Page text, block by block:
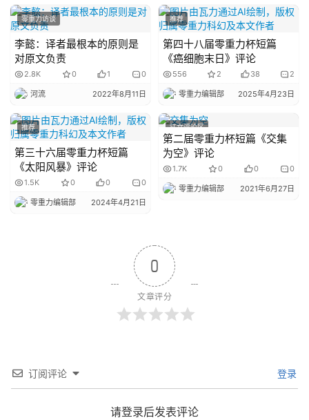
零重力访谈
李懿：译者最根本的原则是
对原文负责
2.8K 0 1 0
河流 2022年8月11日
推荐
第四十八届零重力杯短篇
《癌细胞末日》评论
556 2 38 2
零重力编辑部 2025年4月23日
推荐
第三十六届零重力杯短篇
《太阳风暴》评论
1.5K 0 0 0
零重力编辑部 2024年4月21日
征文评论区
第二届零重力杯短篇《交集
为空》评论
1.7K 0 0 0
零重力编辑部 2021年6月27日
0
文章评分
订阅评论 登录
请登录后发表评论